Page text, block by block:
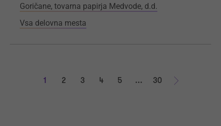
Goričane, tovarna papirja Medvode, d.d.
Vsa delovna mesta
1 2 3 4 5 ...
30